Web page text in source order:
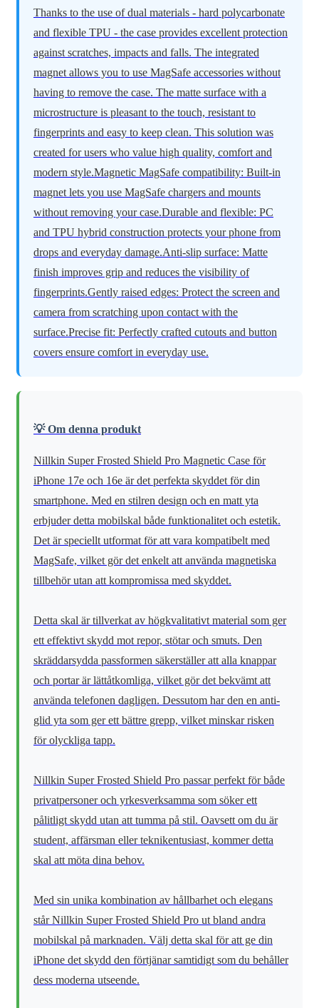
Thanks to the use of dual materials - hard polycarbonate
and flexible TPU - the case provides excellent protection
against scratches, impacts and falls. The integrated
magnet allows you to use MagSafe accessories without
having to remove the case. The matte surface with a
microstructure is pleasant to the touch, resistant to
fingerprints and easy to keep clean. This solution was
created for users who value high quality, comfort and
modern style.Magnetic MagSafe compatibility: Built-in
magnet lets you use MagSafe chargers and mounts
without removing your case.Durable and flexible: PC
and TPU hybrid construction protects your phone from
drops and everyday damage.Anti-slip surface: Matte
finish improves grip and reduces the visibility of
fingerprints.Gently raised edges: Protect the screen and
camera from scratching upon contact with the
surface.Precise fit: Perfectly crafted cutouts and button
covers ensure comfort in everyday use.
💡 Om denna produkt
Nillkin Super Frosted Shield Pro Magnetic Case för
iPhone 17e och 16e är det perfekta skyddet för din
smartphone. Med en stilren design och en matt yta
erbjuder detta mobilskal både funktionalitet och estetik.
Det är speciellt utformat för att vara kompatibelt med
MagSafe, vilket gör det enkelt att använda magnetiska
tillbehör utan att kompromissa med skyddet.
Detta skal är tillverkat av högkvalitativt material som ger
ett effektivt skydd mot repor, stötar och smuts. Den
skräddarsydda passformen säkerställer att alla knappar
och portar är lättåtkomliga, vilket gör det bekvämt att
använda telefonen dagligen. Dessutom har den en anti-
glid yta som ger ett bättre grepp, vilket minskar risken
för olyckliga tapp.
Nillkin Super Frosted Shield Pro passar perfekt för både
privatpersoner och yrkesverksamma som söker ett
pålitligt skydd utan att tumma på stil. Oavsett om du är
student, affärsman eller teknikentusiast, kommer detta
skal att möta dina behov.
Med sin unika kombination av hållbarhet och elegans
står Nillkin Super Frosted Shield Pro ut bland andra
mobilskal på marknaden. Välj detta skal för att ge din
iPhone det skydd den förtjänar samtidigt som du behåller
dess moderna utseende.